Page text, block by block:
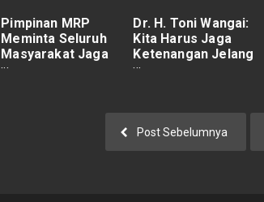
Pimpinan MRP
Meminta Seluruh
Masyarakat Jaga
Kedamaian Jelang
Dr. H. Toni Wangai:
Kita Harus Jaga
Ketenangan Jelang
Keputusan Suara
Post Sebelumnya